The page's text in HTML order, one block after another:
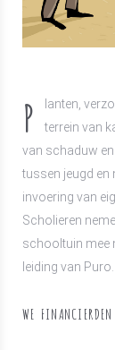
P
lanten,
terrein van
van schaduw
tussen jeugd en
invoering van
Scholieren
schooltuin mee
leiding van Puro.
WE